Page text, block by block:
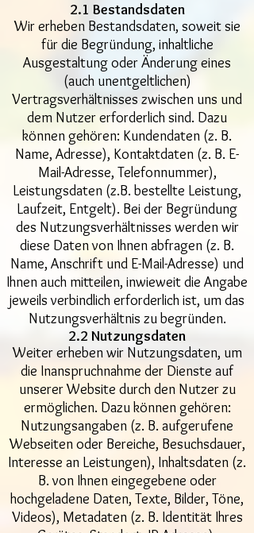
2.1 Bestandsdaten
Wir erheben Bestandsdaten, soweit sie
für die Begründung, inhaltliche
Ausgestaltung oder Änderung eines
(auch unentgeltlichen)
Vertragsverhältnisses zwischen uns und
dem Nutzer erforderlich sind. Dazu
können gehören: Kundendaten (z. B.
Name, Adresse), Kontaktdaten (z. B. E-
Mail-Adresse, Telefonnummer),
Leistungsdaten (z.B. bestellte Leistung,
Laufzeit, Entgelt). Bei der Begründung
des Nutzungsverhältnisses werden wir
diese Daten von Ihnen abfragen (z. B.
Name, Anschrift und E-Mail-Adresse) und
Ihnen auch mitteilen, inwieweit die Angabe
jeweils verbindlich erforderlich ist, um das
Nutzungsverhältnis zu begründen.
2.2 Nutzungsdaten
Weiter erheben wir Nutzungsdaten, um
die Inanspruchnahme der Dienste auf
unserer Website durch den Nutzer zu
ermöglichen. Dazu können gehören:
Nutzungsangaben (z. B. aufgerufene
Webseiten oder Bereiche, Besuchsdauer,
Interesse an Leistungen), Inhaltsdaten (z.
B. von Ihnen eingegebene oder
hochgeladene Daten, Texte, Bilder, Töne,
Videos), Metadaten (z. B. Identität Ihres